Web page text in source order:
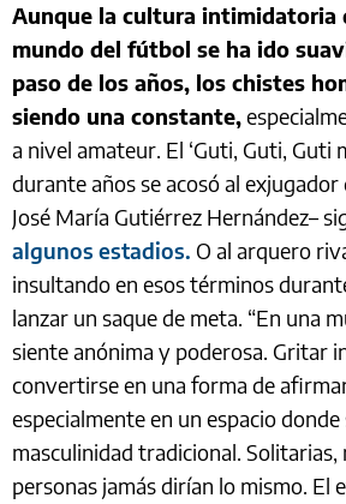
Aunque la cultura intimidatoria
mundo del fútbol se ha ido
paso de los años, los chistes
siendo una constante,
a nivel amateur. El ‘Guti, Guti, Guti
durante años se acosó al
José María Gutiérrez Hernández–
algunos estadios. O al arquero
insultando en esos términos
lanzar un saque de meta. “En una
siente anónima y poderosa. Gritar
convertirse en una forma de
especialmente en un espacio donde
masculinidad tradicional. Solitarias,
personas jamás dirían lo mismo. El